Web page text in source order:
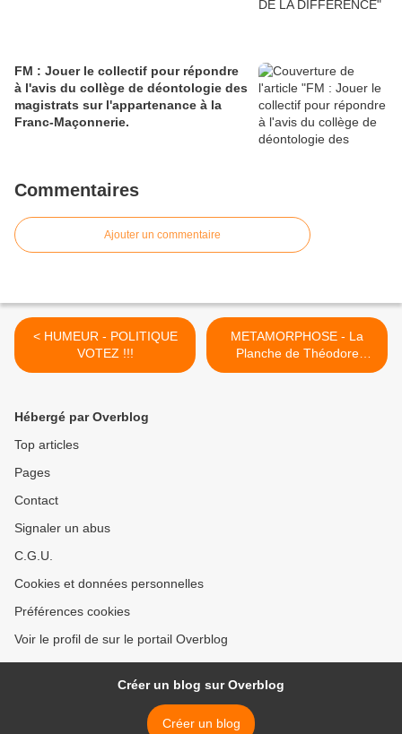
FM : Jouer le collectif pour répondre
à l'avis du collège de déontologie des
magistrats sur l'appartenance à la
Franc-Maçonnerie.
Commentaires
Ajouter un commentaire
< HUMEUR - POLITIQUE
VOTEZ !!!
METAMORPHOSE - La
Planche de Théodore
Neville. >
Hébergé par Overblog
Top articles
Pages
Contact
Signaler un abus
C.G.U.
Cookies et données personnelles
Préférences cookies
Voir le profil de sur le portail Overblog
Créer un blog sur Overblog
Créer un blog